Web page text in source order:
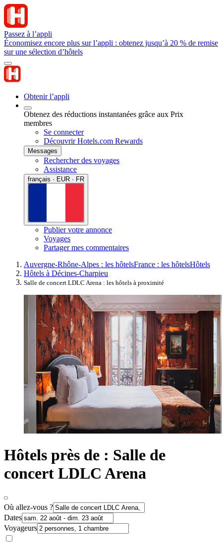
Passez à l’appli
Économisez encore plus sur l’appli : obtenez jusqu’à 20 % de remise
sur une sélection d’hôtels
Obtenir l’appli
Obtenez des réductions instantanées grâce aux Prix
membres
Se connecter
Découvrir Hotels.com Rewards
Messages
Rechercher des voyages
Assistance
français · EUR · FR
Publier votre annonce
Voyages
Partager mes commentaires
Auvergne-Rhône-Alpes : les hôtelsFrance : les hôtelsHôtels
Hôtels à Décines-Charpieu
Salle de concert LDLC Arena : les hôtels à proximité
Hôtels près de : Salle de
concert LDLC Arena
Où allez-vous ?
Dates
Voyageurs